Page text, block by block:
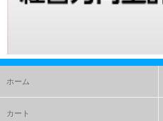
ホーム
カート